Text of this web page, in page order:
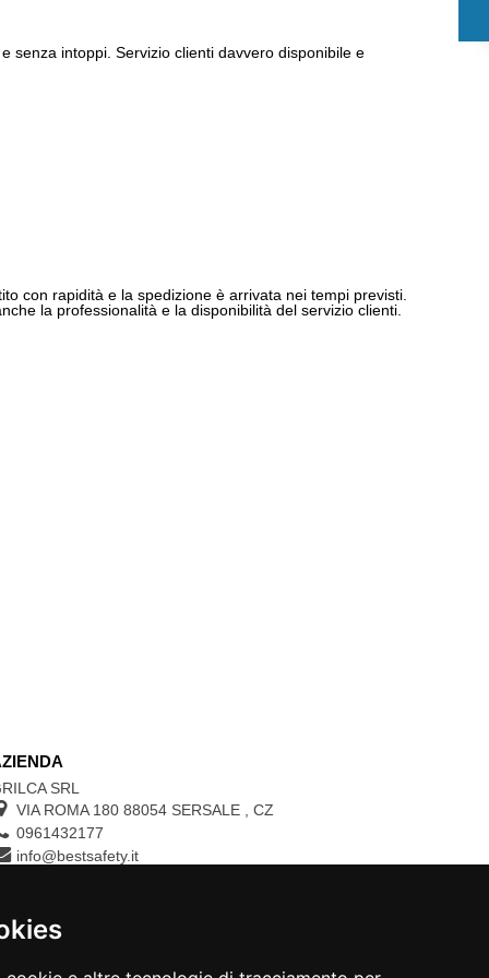
senza intoppi. Servizio clienti davvero disponibile e
con rapidità e la spedizione è arrivata nei tempi previsti.
la professionalità e la disponibilità del servizio clienti.
SRL
VIA ROMA 180 88054 SERSALE
CZ
0961432177
info@bestsafety.it
CONTROLLA LO STATO DEL TUO ORDINE